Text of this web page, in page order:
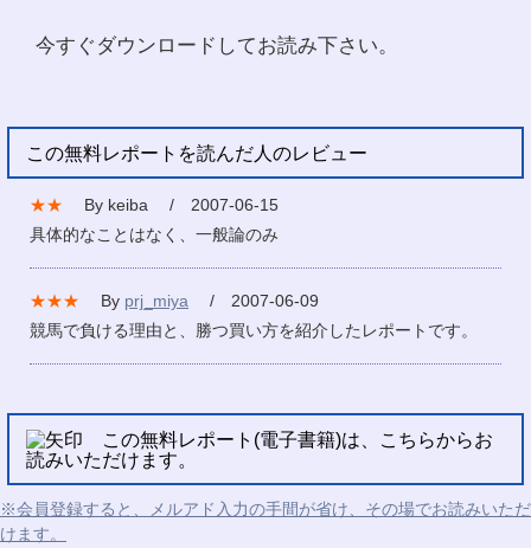
今すぐダウンロードしてお読み下さい。
この無料レポートを読んだ人のレビュー
★★
By keiba / 2007-06-15
具体的なことはなく、一般論のみ
★★★ By prj_miya
/ 2007-06-09
競馬で負ける理由と、勝つ買い方を紹介したレポートです。
この無料レポート(電子書籍)は、こちらからお
読みいただけます。
※会員登録すると、メルアド入力の手間が省け、その場でお読みいただ
けます。